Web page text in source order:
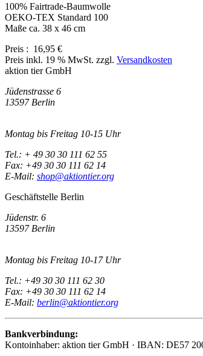
100% Fairtrade-Baumwolle
OEKO-TEX Standard 100
Maße ca. 38 x 46 cm
Preis : 16,95 €
Preis inkl. 19 % MwSt. zzgl. Versandkosten
aktion tier GmbH
Jüdenstrasse 6
13597 Berlin
Montag bis Freitag 10-15 Uhr
Tel.: + 49 30 30 111 62 55
Fax: +49 30 30 111 62 14
E-Mail: shop@aktiontier.org
Geschäftstelle Berlin
Jüdenstr. 6
13597 Berlin
Montag bis Freitag 10-17 Uhr
Tel.: +49 30 30 111 62 30
Fax: +49 30 30 111 62 14
E-Mail: berlin@aktiontier.org
Bankverbindung:
Kontoinhaber: aktion tier GmbH · IBAN: DE57